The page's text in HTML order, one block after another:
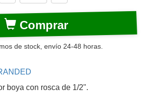
Comprar
de stock, envío 24-48 horas.
boya con rosca de 1/2".